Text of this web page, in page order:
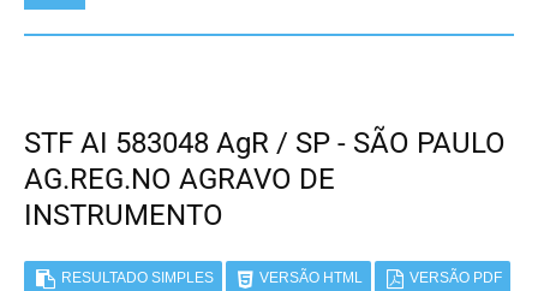
STF AI 583048 AgR / SP - SÃO PAULO
AG.REG.NO AGRAVO DE
INSTRUMENTO
RESULTADO SIMPLES VERSÃO HTML VERSÃO PDF